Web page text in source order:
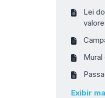
Lei
Mural
Exibir